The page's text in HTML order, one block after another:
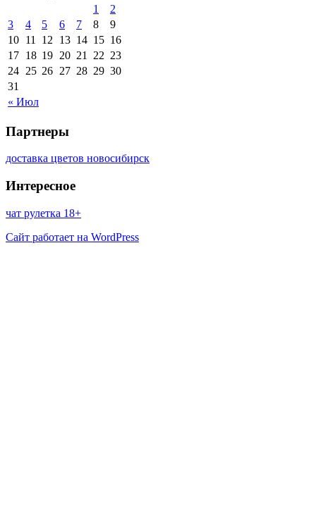
« Июл
1
2
3
4 5 6 7 8
9
10 11 12 13 14 15 16
17 18 19 20 21 22 23
24 25 26 27 28 29 30
31
Партнеры
доставка цветов новосибирск
Интересное
чат рулетка 18+
Сайт работает на WordPress